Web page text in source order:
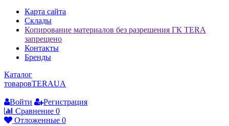
Карта сайта
Склады
Копирование материалов без разрешения ГК TERA
запрещено
Контакты
Бренды
Каталог
товаровTERAUA
Войти
Регистрация
Сравнение 0
Отложенные 0